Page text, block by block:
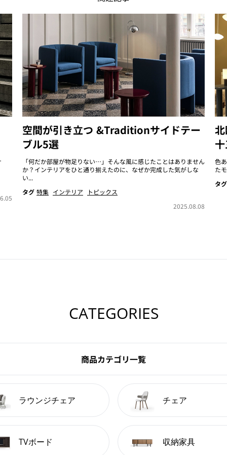
空間が引き立つ &Traditionサイドテー
ブル5選
「何だか部屋が物足りない…」そんな風に感じたことはありません
か？インテリアをひと通り揃えたのに、なぜか完成した気がしな
い...
タグ 特集 インテリア
トピックス
2025.08.08
色
た
タグ
CATEGORIES
商品カテゴリ一覧
ラウンジチェア チェア
TVボード 収納家具